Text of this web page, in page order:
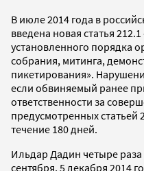
В июле 2014 года в
введена новая статья
установленного порядка
собрания, митинга,
пикетирования».
если обвиняемый ранее
ответственности за
предусмотренных статьей
течение 180 дней.
Ильдар Дадин четыре раза
сентября, 5 декабря 2014